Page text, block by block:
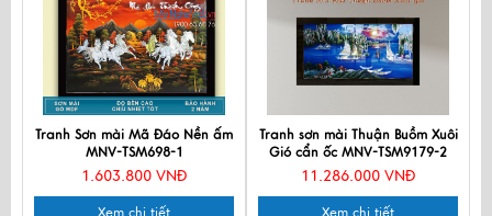
Tranh Sơn mài Mã Đáo Nền ấm
MNV-TSM698-1
1.603.800 VNĐ
Tranh sơn mài Thuận Buồm Xuôi
Gió cẩn ốc MNV-TSM9179-2
11.286.000 VNĐ